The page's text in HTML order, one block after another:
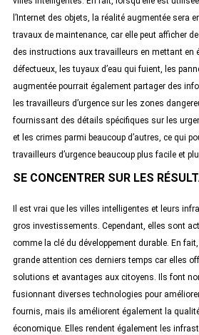
l’Internet des objets, la réalité augmentée sera
travaux de maintenance, car elle peut afficher
des instructions aux travailleurs en mettant en
défectueux, les tuyaux d’eau qui fuient, les
augmentée pourrait également partager des
les travailleurs d’urgence sur les zones
fournissant des détails spécifiques sur les
et les crimes parmi beaucoup d’autres, ce qui
travailleurs d’urgence beaucoup plus facile et
SE CONCENTRER SUR LES
Il est vrai que les villes intelligentes et leurs
gros investissements. Cependant, elles sont
comme la clé du développement durable. En fait,
grande attention ces derniers temps car elles
solutions et avantages aux citoyens. Ils font
fusionnant diverses technologies pour
fournis, mais ils améliorent également la
économique. Elles rendent également les